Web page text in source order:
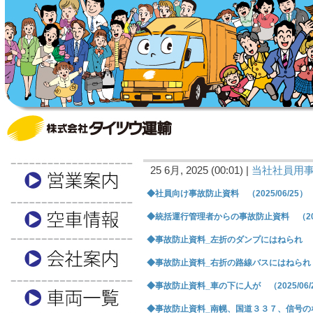
25 6月, 2025 (00:01) | 当社社員用
◆社員向け事故防止資料 （2025/06/25）
◆統括運行管理者からの事故防止資料 （
◆事故防止資料_左折のダンプにはねられ
◆事故防止資料_右折の路線バスにはねら
◆事故防止資料_車の下に人が （2025/06/
◆事故防止資料_南幌、国道３３７、信号